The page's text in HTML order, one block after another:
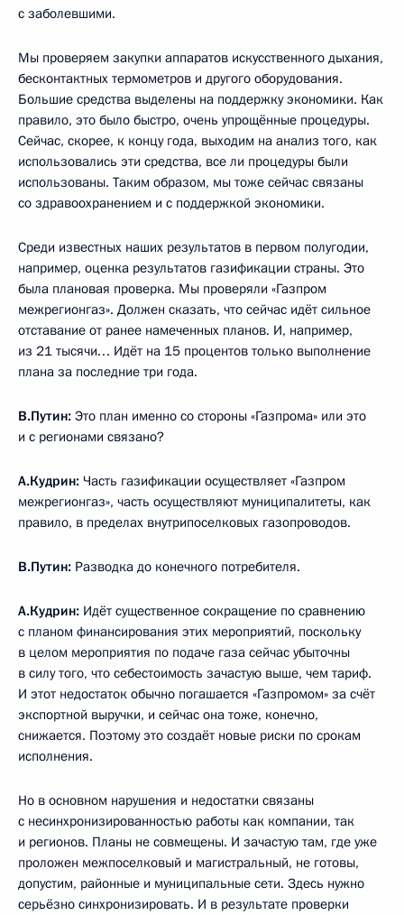
с заболевшими.
Мы проверяем закупки аппаратов искусственного дыхания,
бесконтактных термометров и другого оборудования.
Большие средства выделены на поддержку экономики. Как
правило, это было быстро, очень упрощённые процедуры.
Сейчас, скорее, к концу года, выходим на анализ того, как
использовались эти средства, все ли процедуры были
использованы. Таким образом, мы тоже сейчас связаны
со здравоохранением и с поддержкой экономики.
Среди известных наших результатов в первом полугодии,
например, оценка результатов газификации страны. Это
была плановая проверка. Мы проверяли «Газпром
межрегионгаз». Должен сказать, что сейчас идёт сильное
отставание от ранее намеченных планов. И, например,
из 21 тысячи… Идёт на 15 процентов только выполнение
плана за последние три года.
В.Путин: Это план именно со стороны «Газпрома» или это
и с регионами связано?
А.Кудрин: Часть газификации осуществляет «Газпром
межрегионгаз», часть осуществляют муниципалитеты, как
правило, в пределах внутрипоселковых газопроводов.
В.Путин: Разводка до конечного потребителя.
А.Кудрин: Идёт существенное сокращение по сравнению
с планом финансирования этих мероприятий, поскольку
в целом мероприятия по подаче газа сейчас убыточны
в силу того, что себестоимость зачастую выше, чем тариф.
И этот недостаток обычно погашается «Газпромом» за счёт
экспортной выручки, и сейчас она тоже, конечно,
снижается. Поэтому это создаёт новые риски по срокам
исполнения.
Но в основном нарушения и недостатки связаны
с несинхронизированностью работы как компании, так
и регионов. Планы не совмещены. И зачастую там, где уже
проложен межпоселковый и магистральный, не готовы,
допустим, районные и муниципальные сети. Здесь нужно
серьёзно синхронизировать. И в результате проверки